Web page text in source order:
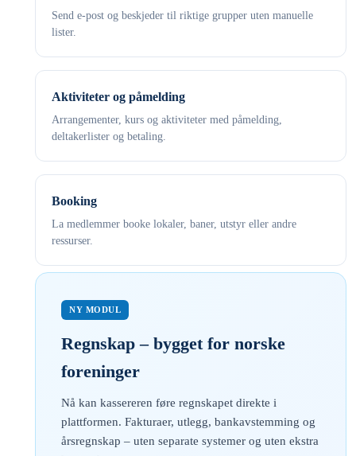
Send e-post og beskjeder til riktige grupper uten manuelle
lister.
Aktiviteter og påmelding
Arrangementer, kurs og aktiviteter med påmelding,
deltakerlister og betaling.
Booking
La medlemmer booke lokaler, baner, utstyr eller andre
ressurser.
NY MODUL
Regnskap – bygget for norske
foreninger
Nå kan kassereren føre regnskapet direkte i
plattformen. Fakturaer, utlegg, bankavstemming og
årsregnskap – uten separate systemer og uten ekstra